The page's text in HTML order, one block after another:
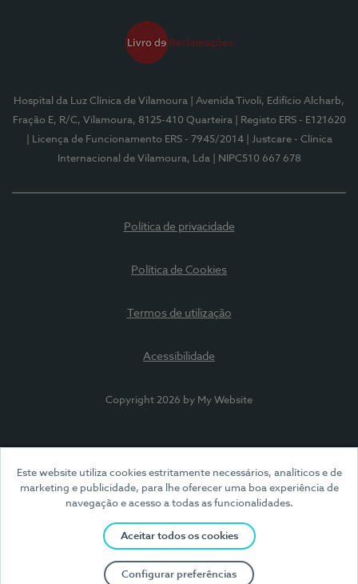
Este website utiliza cookies estritamente necessários, analíticos e de
marketing e publicidade, para lhe oferecer uma boa experiência de
navegação e acesso a todas as funcionalidades.
Aceitar todos os cookies
Configurar preferências
Hospital da Luz Clínica de Vilamoura
| Avenida Tivoli, Edifício Alcharb,
Fração E, R/C, Vilamoura, 8125-410 Quarteira
| Registo ERS - E121620
| Licença de Funcionamento ERS - 7945/2014
| Justcare - Clínica
Internacional de Vilamoura, Lda
| NIPC510 667 678
Política de privacidade
Política de Cookies
Termos de utilização
Acessibilidade
Copyright 2026 by My Website